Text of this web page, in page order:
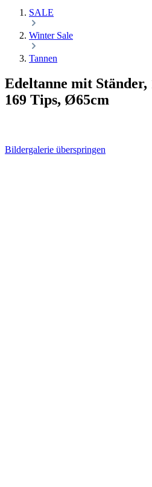
SALE
Winter Sale
Tannen
Edeltanne mit Ständer,
169 Tips, Ø65cm
Bildergalerie überspringen